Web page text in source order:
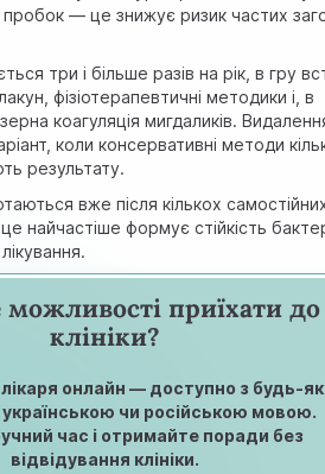
пробок — це знижує ризик частих
три і більше разів на рік, в гру
фізіотерапевтичні методики і, в
коагуляція мигдаликів.
коли консервативні методи
результату.
вже після кількох
найчастіше формує стійкість
можливості приїхати до
клініки?
онлайн — доступно з будь-
українською чи російською мовою.
час і отримайте поради без
відвідування клініки.